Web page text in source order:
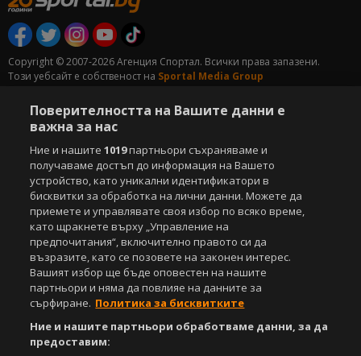
Copyright © 2007-2026 Агенция Спортал. Всички права запазени.
Този уебсайт е собственост на Sportal Media Group
За нас Екип За рекламa
Общи условия
Етични правила на НСС
Управление на предпочитания
Съдържанието на този уеб сайт и технологиите, използвани в него, са
под закрила на Закона за авторското право и сродните му права.
Всички статии, репортажи, интервюта и други текстови, графични и
видео материали, публикувани в сайта, са собственост на Агенция
Спортал, освен ако изрично е посочено друго. Допуска се
публикуване на текстови материали само след писмено съгласие на
Агенция Спортал, посочване на източника и добавяне на линк към
www.sportal.bg. Използването на графични и видео материали,
публикувани в сайта, е строго забранено. Нарушителите ще бъдат
санкционирани с цялата строгост на закона.
приложение за:
Поверителността на Вашите данни е
важна за нас
Ние и нашите1019партньори съхраняваме и
получаваме достъп до информация на Вашето
устройство, като уникални идентификатори в
бисквитки за обработка на лични данни. Можете да
приемете и управлявате своя избор по всяко време,
като щракнете върху „Управление на
предпочитания“, включително правото си да
възразите, като се позовете на законен интерес.
Вашият избор ще бъде оповестен на нашите
партньори и няма да повлияе на данните за
сърфиране. Политика за бисквитките
Ние и нашите партньори обработваме данни, за да
предоставим: